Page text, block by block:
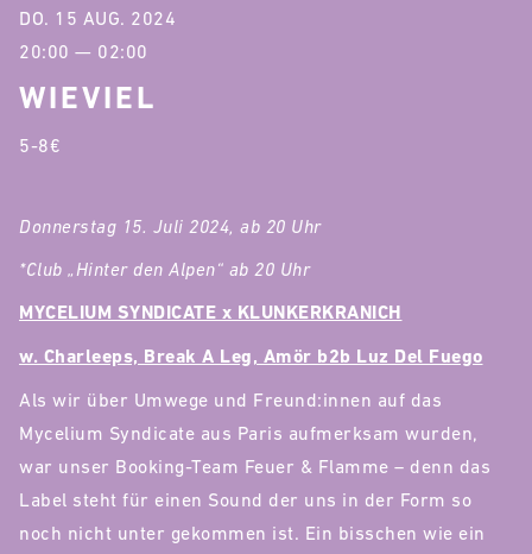
Donnerstag 15. Juli 2024, ab 20 Uhr
*Club „Hinter den Alpen“ ab 20 Uhr
MYCELIUM SYNDICATE x KLUNKERKRANICH
w. Charleeps, Break A Leg, Amör b2b Luz Del Fuego
Als wir über Umwege und Freund:innen auf das
Mycelium Syndicate aus Paris aufmerksam wurden,
war unser Booking-Team Feuer & Flamme – denn das
Label steht für einen Sound der uns in der Form so
noch nicht unter gekommen ist. Ein bisschen wie ein
DO. 15 AUG. 2024
20:00 — 02:00
WIEVIEL
5-8€